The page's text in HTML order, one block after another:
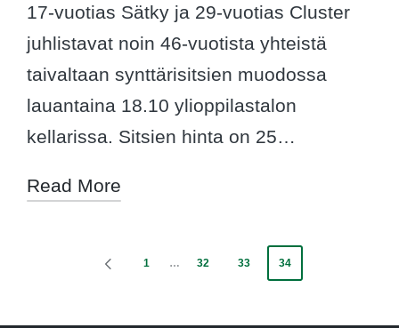
17-vuotias Sätky ja 29-vuotias Cluster
juhlistavat noin 46-vuotista yhteistä
taivaltaan synttärisitsien muodossa
lauantaina 18.10 ylioppilastalon
kellarissa. Sitsien hinta on 25…
Read More
PostsPREVIOUS
1 … 32 33 34